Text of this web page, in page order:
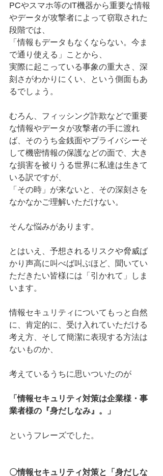
PCやスマホ等のIT機器から重要な情報
やデータが攻撃者によって窃取された
段階では、
「情報もデータもなくならない。今ま
で通り使える」ことから、
実際に起こっている事象の重大さ、深
刻さがわかりにくい、という側面もあ
るでしょう。
むろん、フィッシング詐欺などで重要
な情報やデータが攻撃者の手に渡れ
ば、そのうち金銭面やプライバシーそ
して機密情報の保護などの面で、大き
な損害を被りうる世界に私達は生きて
いる訳ですが、
「その時」が来ないと、その深刻さを
なかなかご理解いただけない。
そんな悩みがあります。
とはいえ、予想されるリスクや脅威ば
かり声高に叫べば叫ぶほど、聞いてい
ただきたい皆様には「引かれて」しま
います。
情報セキュリティについてもっと自然
に、肯定的に、受け入れていただける
考え方、そして簡潔に表現する方法は
ないものか、
考えているうちに思いついたのが
「情報セキュリティ対策は企業様・事
業者様の『身だしなみ』。」
というフレーズでした。
〇情報セキュリティ対策と「身だしな